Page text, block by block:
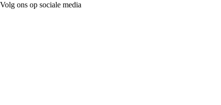
Volg ons op sociale media